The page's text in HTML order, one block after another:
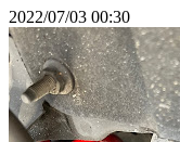
2022/07/03 00:30